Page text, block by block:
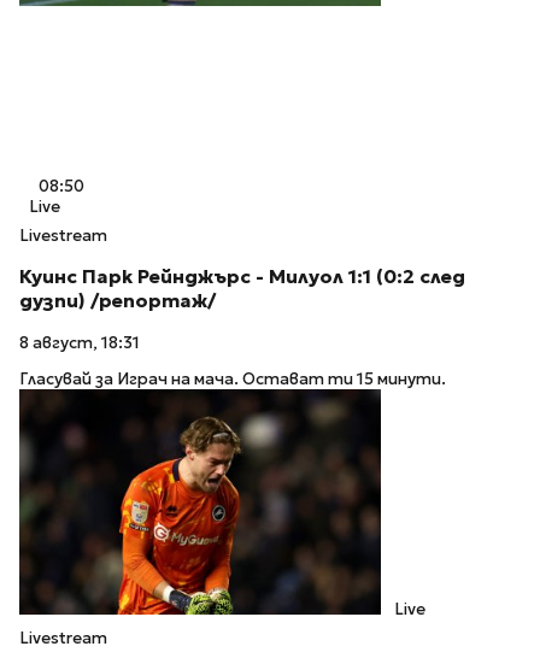
08:50
Live
Livestream
Куинс Парк Рейнджърс - Милуол 1:1 (0:2 след
дузпи) /репортаж/
8 август, 18:31
Гласувай за Играч на мача. Остават ти 15 минути.
Live
Livestream